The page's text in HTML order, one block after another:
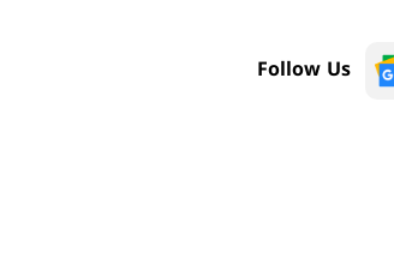
Follow Us